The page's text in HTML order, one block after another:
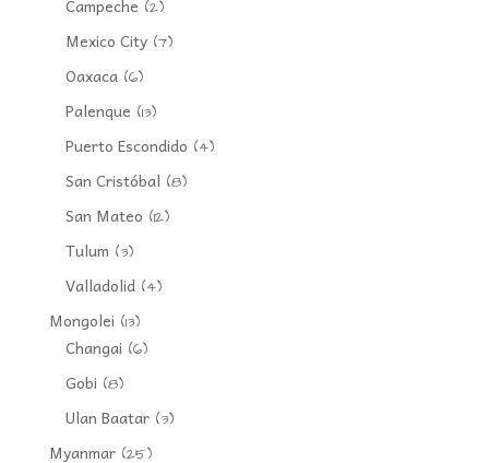
Campeche (2)
Mexico City(7)
Oaxaca(6)
Palenque (13)
Puerto Escondido (4)
San Cristóbal (8)
San Mateo (12)
Tulum (3)
Valladolid(4)
Mongolei (13)
Changai (6)
Gobi (8)
Ulan Baatar(3)
Myanmar(25)